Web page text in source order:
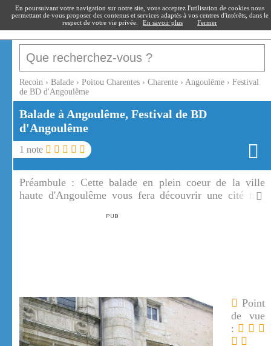
recoin.fr
Recoin › Balade › Poitou Charentes › Charente › Angoulême › Festival
de BD d'Angoulême
Balade à Angoulême, Festival de BD
d'Angoulême
1 note
Préambule : Cette balade en plein coeur de la ville
haute d'Angoulême vous fera découvrir une cité très
représentant des figures du festival international de la
Point
de vue
:
En poursuivant votre navigation sur notre site, vous acceptez l'utilisation de cookies nous
permettant de vous proposer des contenus et services adaptés à vos centres d'intérêts, dans le
respect de votre vie privée.
En savoir plus Fermer